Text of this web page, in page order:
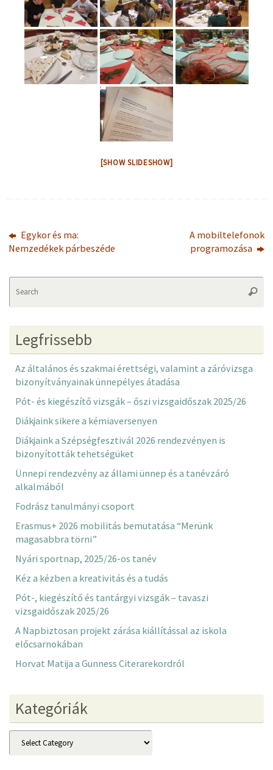
[SHOW SLIDESHOW]
Egykor és ma:
Nemzedékek párbeszéde
A mobiltelefonok
programozása
Legfrissebb
Az általános és szakmai érettségi, valamint a záróvizsga
bizonyítványainak ünnepélyes átadása
Pót- és kiegészítő vizsgák – őszi vizsgaidőszak 2025/26
Diákjaink sikere a kémiaversenyen
Diákjaink a Szépségfesztivál 2026 rendezvényen is
bizonyították tehetségüket
Ünnepi rendezvény az állami ünnep és a tanévzáró
alkalmából
Fodrász tanulmányi csoport
Erasmus+ 2026 mobilitás bemutatása “Merünk
magasabbra törni”
Nyári sportnap, 2025/26-os tanév
Kéz a kézben a kreativitás és a tudás
Pót-, kiegészítő és tantárgyi vizsgák – tavaszi
vizsgaidőszak 2025/26
A Napbiztosan projekt zárása kiállítással az iskola
előcsarnokában
Horvat Matija a Gunness Citerarekordról
Kategóriák
Kategóriák